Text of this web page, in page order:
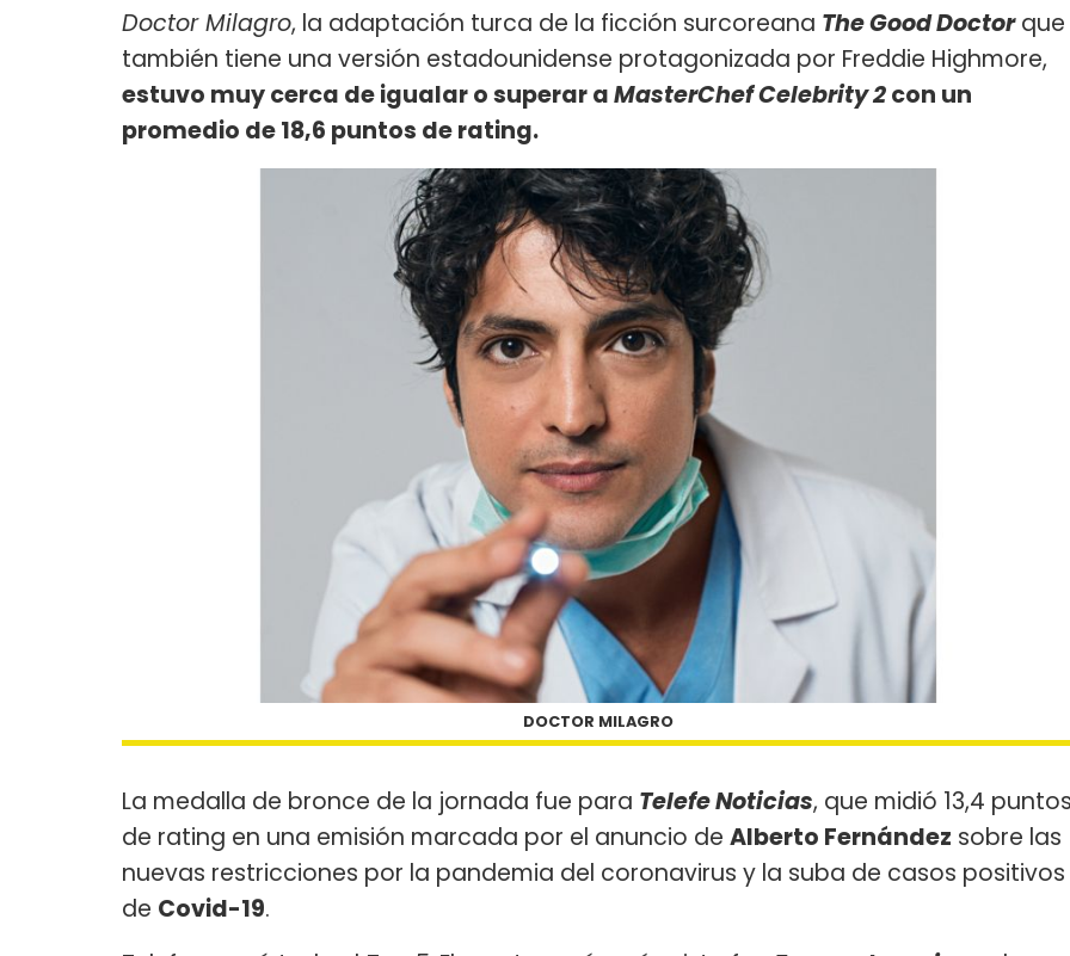
Doctor Milagro, la adaptación turca de la ficción surcoreana The Good Doctorque
también tiene una versión estadounidense protagonizada por Freddie Highmore,
estuvo muy cerca de igualar o superar aMasterChef Celebrity 2con un
promedio de 18,6 puntos de rating.
DOCTOR MILAGRO
La medalla de bronce de la jornada fue para Telefe Noticias, que midió 13,4
de rating en una emisión marcada por el anuncio de Alberto Fernández sobre las
nuevas restricciones por la pandemia del coronavirus y la suba de casos positivos
de Covid-19.